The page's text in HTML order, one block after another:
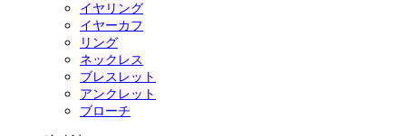
イヤリング
イヤーカフ
リング
ネックレス
ブレスレット
アンクレット
ブローチ